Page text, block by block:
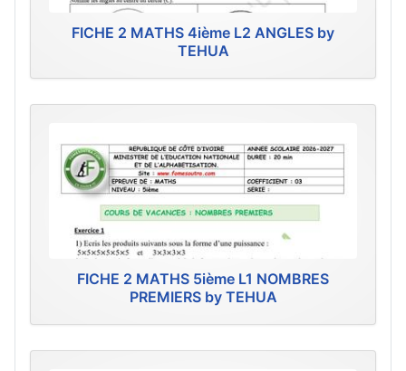
FICHE 2 MATHS 4ième L2 ANGLES by
TEHUA
FICHE 2 MATHS 5ième L1 NOMBRES
PREMIERS by TEHUA